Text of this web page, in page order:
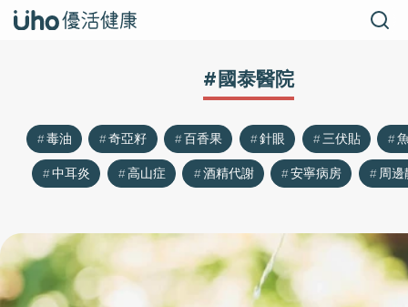
#國泰醫院
毒油 奇亞籽 百香果 針眼 三伏貼
中耳炎
高山症 酒精代謝 安寧病房 周邊